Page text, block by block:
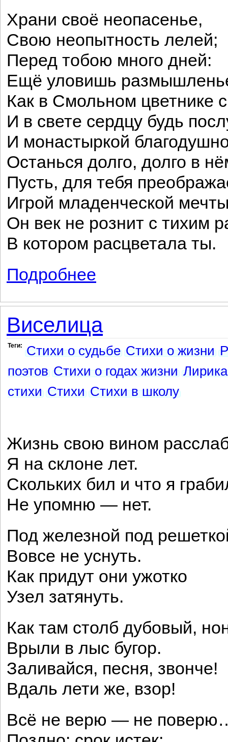
Храни своё неопасенье,
Свою неопытность лелей;
Перед тобою много дней:
Ещё уловишь
Как в Смольном цветнике
И в свете сердцу будь
И монастыркой
Останься долго, долго в
Пусть, для тебя
Игрой младенческой
Он век не рознит с тихим
В котором расцветала ты.
Подробнее
Виселица
Теги: Стихи о судьбе Стихи о жизни
поэтов Стихи о годах жизни Лирика
стихи Стихи Стихи в школу
Жизнь свою вином
Я на склоне лет.
Скольких бил и что я
Не упомню — нет.
Под железной под
Вовсе не уснуть.
Как придут они ужотко
Узел затянуть.
Как там столб дубовый,
Врыли в лыс бугор.
Заливайся, песня, звонче!
Вдаль лети же, взор!
Всё не верю — не